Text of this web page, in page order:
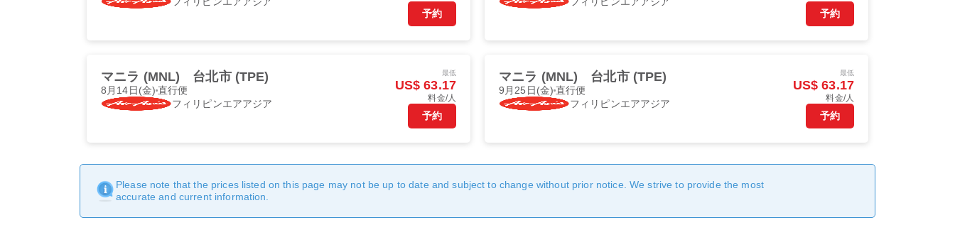
予約 予約
マニラ (MNL) 台北市 (TPE)
8月14日(金)直行便
フィリピンエアアジア
最低
US$ 63.17
料金/人
予約
マニラ (MNL) 台北市 (TPE)
9月25日(金)直行便
フィリピンエアアジア
最低
US$ 63.17
料金/人
予約
Please note that the prices listed on this page may not be up to date and subject to change without prior notice. We strive to provide the most
accurate and current information.